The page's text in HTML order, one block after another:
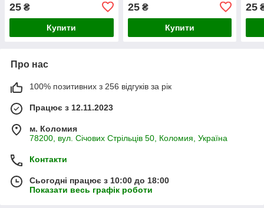
25 ₴
Купити
25₴
Купити
25
Про нас
100% позитивних з 256 відгуків за рік
Працює з 12.11.2023
м. Коломия
78200, вул. Січових Стрільців 50, Коломия, Україна
Контакти
Сьогодні працює з 10:00 до 18:00
Показати весь графік роботи